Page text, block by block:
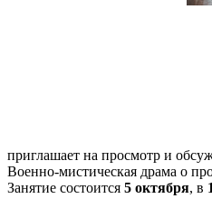
приглашает на просмотр и
Военно-мистическая драма о
Занятие состоится 5 октября, в